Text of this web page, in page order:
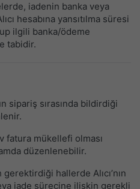
iadenin banka veya
hesabına yansıtılma süresi
ilgili banka/ödeme
tabidir.
sipariş sırasında bildirdiği
fatura mükellefi olması
düzenlenebilir.
hallerde Alıcı’nın
iade sürecine ilişkin gerekli